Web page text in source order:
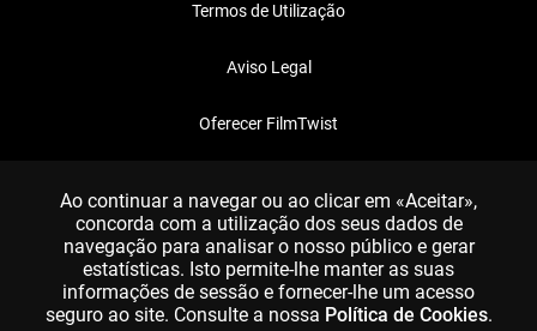
Termos de Utilização
Aviso Legal
Oferecer FilmTwist
Ao continuar a navegar ou ao clicar em «Aceitar»,
concorda com a utilização dos seus dados de
navegação para analisar o nosso público e gerar
estatísticas. Isto permite-lhe manter as suas
informações de sessão e fornecer-lhe um acesso
seguro ao site. Consulte a nossa Política de Cookies.